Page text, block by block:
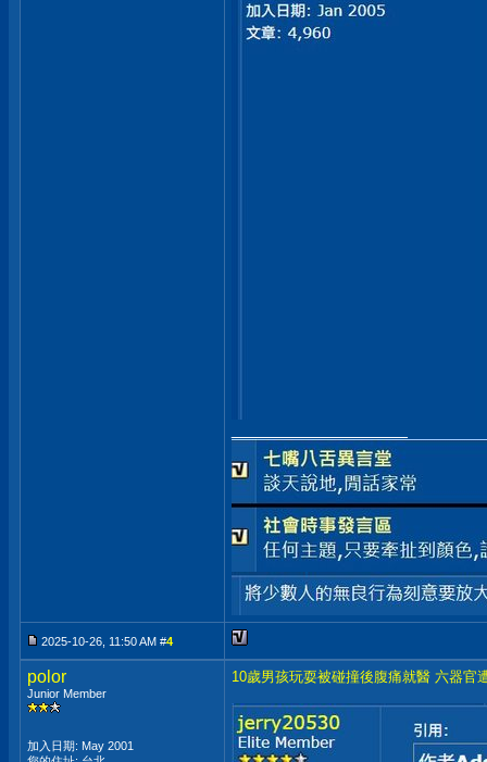
2025-10-26, 11:50 AM #4
polor
Junior Member
加入日期: May 2001
10歲男孩玩耍被碰撞後腹痛就醫 六器官